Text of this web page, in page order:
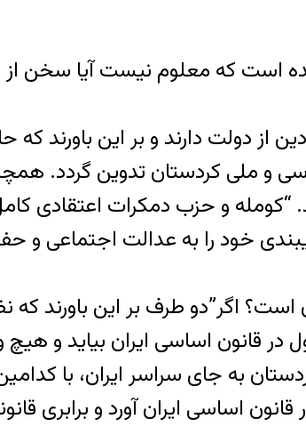
است که معلوم نیست آیا سخن
از دولت دارند و بر این باورند
ملی کردستان تدوین گردد.
“کومله و حزب دمکرات اعتقادی
خود را به عدالت
است؟ اگر”دو طرف بر این باورند
در قانون اساسی ایران بیاید و
به جای سراسر ایران، با